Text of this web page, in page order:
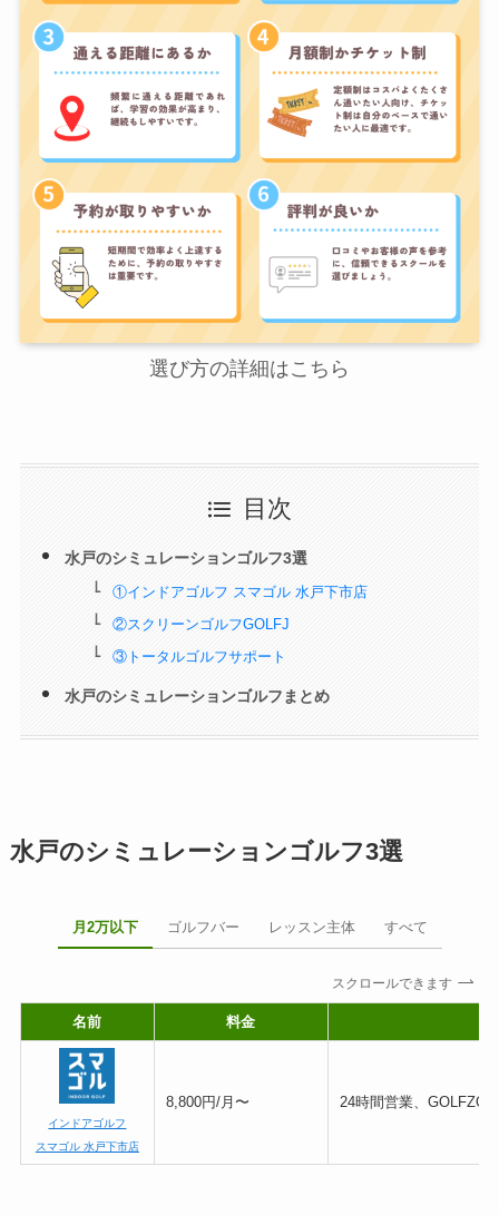
選び方の詳細はこちら
目次
水戸のシミュレーションゴルフ3選
①インドアゴルフ スマゴル 水戸下市店
②スクリーンゴルフGOLFJ
③トータルゴルフサポート
水戸のシミュレーションゴルフまとめ
水戸のシミュレーションゴルフ3選
月2万以下 ゴルフバー レッスン主体 すべて
スクロールできます
名前 料金
インドアゴルフ
スマゴル 水戸下市店
8,800円/月〜 24時間営業、